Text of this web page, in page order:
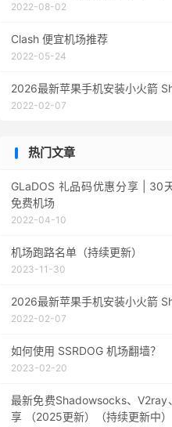
2022-08-02
Clash 便宜机场推荐
2022-05-24
2026最新苹果手机安装小火箭
2022-02-07
热门文章
GLaDOS 礼品码优惠分享 | 30
免费机场
2022-04-10
机场跑路名单（持续更新）
2023-11-30
2026最新苹果手机安装小火箭
2022-02-07
如何使用 SSRDOG 机场翻墙？
2023-02-20
最新免费Shadowsocks、V2ray
享 （2025更新）（持续更新中）